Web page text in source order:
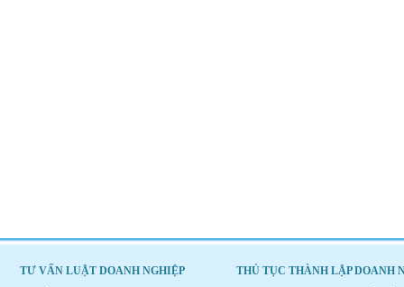
TƯ VẤN LUẬT DOANH NGHIỆP
THỦ TỤC THÀNH LẬP DOANH